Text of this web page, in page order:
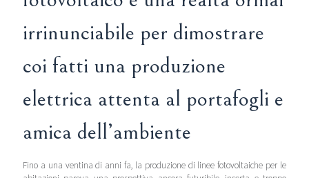
irrinunciabile per dimostrare
coi fatti una produzione
elettrica attenta al portafogli e
amica dell’ambiente
Fino a una ventina di anni fa, la produzione di linee fotovoltaiche per le